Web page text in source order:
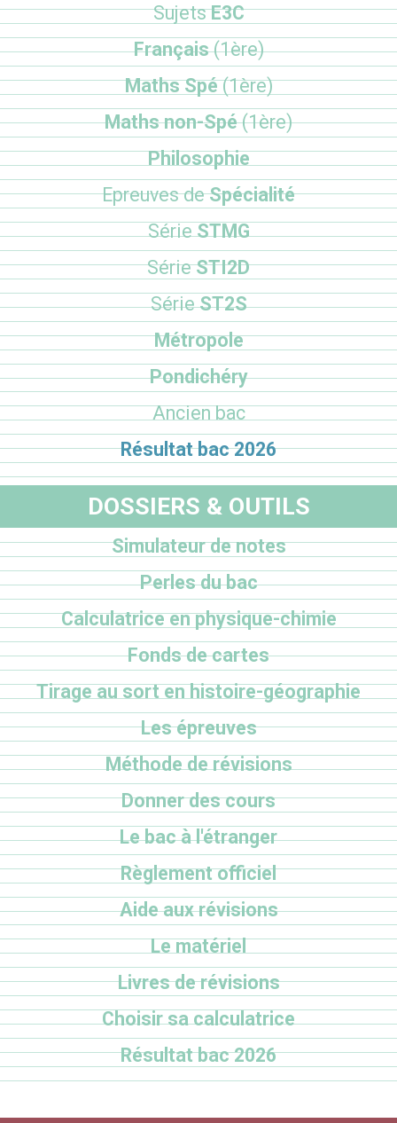
SujetsE3C
Français(1ère)
Maths Spé(1ère)
Maths non-Spé(1ère)
Philosophie
Epreuves deSpécialité
SérieSTMG
SérieSTI2D
SérieST2S
Métropole
Pondichéry
Ancien bac
Résultat bac 2026
DOSSIERS & OUTILS
Simulateur de notes
Perles du bac
Calculatrice en physique-chimie
Fonds de cartes
Tirage au sort en histoire-géographie
Les épreuves
Méthode de révisions
Donner des cours
Le bac à l'étranger
Règlement officiel
Aide aux révisions
Le matériel
Livres de révisions
Choisir sa calculatrice
Résultat bac 2026